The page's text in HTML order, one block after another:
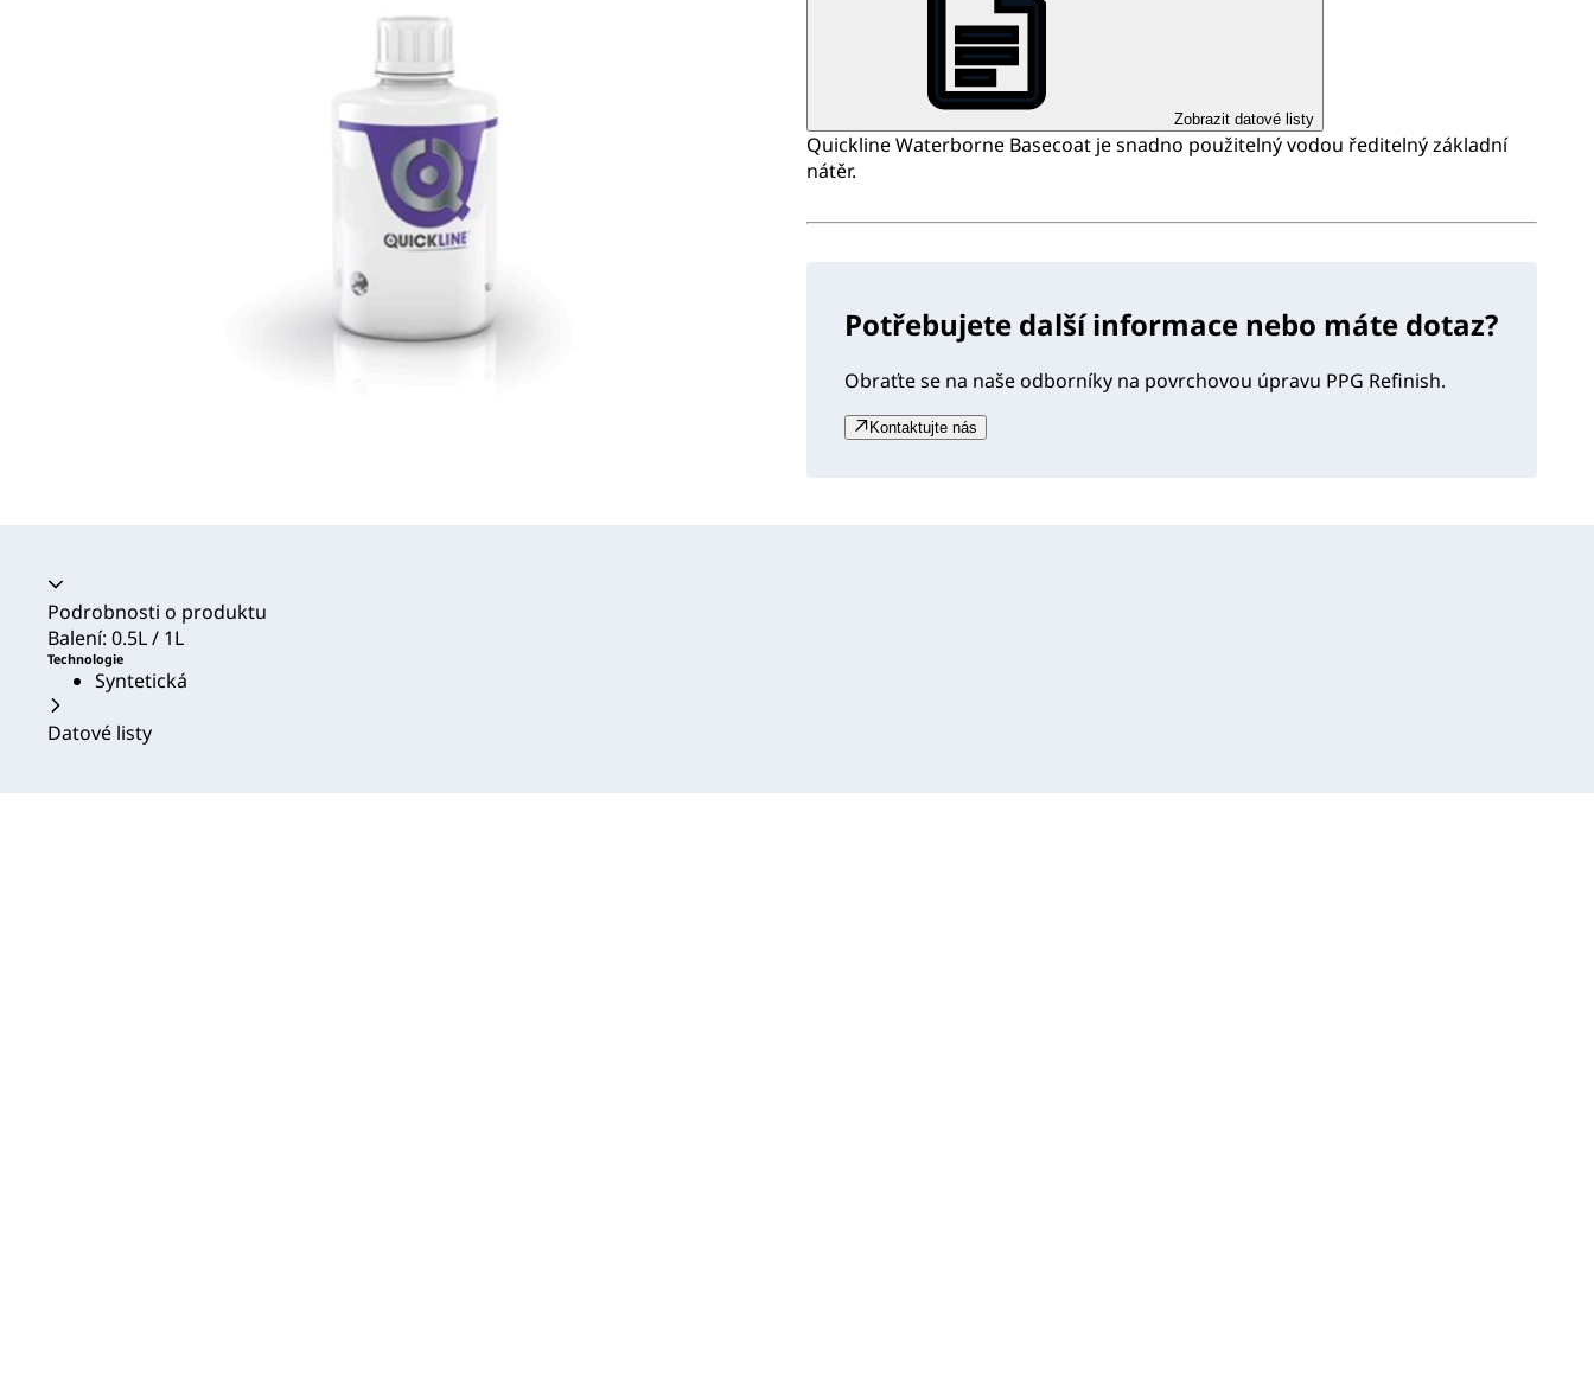
Zobrazit datové listy
Quickline Waterborne Basecoat je snadno použitelný vodou ředitelný základní
nátěr.
Potřebujete další informace nebo máte dotaz?
Obraťte se na naše odborníky na povrchovou úpravu PPG Refinish.
Kontaktujte nás
Akordeon se zhroutil
Podrobnosti o produktu
Balení: 0.5L / 1L
Technologie
Syntetická
Datové listy